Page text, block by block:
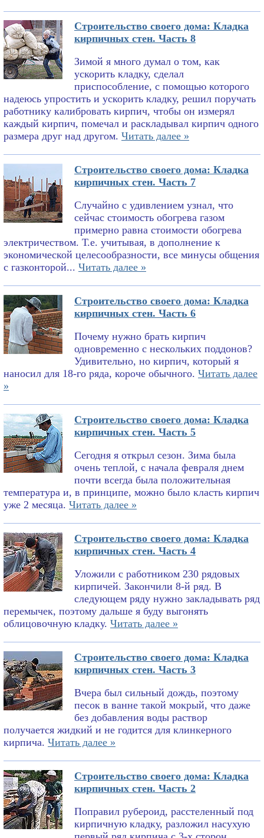
Строительство своего дома: Кладка
кирпичных стен. Часть 8
Зимой я много думал о том, как
ускорить кладку, сделал
приспособление, с помощью которого
надеюсь упростить и ускорить кладку, решил поручать
работнику калибровать кирпич, чтобы он измерял
каждый кирпич, помечал и раскладывал кирпич одного
размера друг над другом. Читать далее »
Строительство своего дома: Кладка
кирпичных стен. Часть 7
Случайно с удивлением узнал, что
сейчас стоимость обогрева газом
примерно равна стоимости обогрева
электричеством. Т.е. учитывая, в дополнение к
экономической целесообразности, все минусы общения
с газконторой... Читать далее »
Строительство своего дома: Кладка
кирпичных стен. Часть 6
Почему нужно брать кирпич
одновременно с нескольких поддонов?
Удивительно, но кирпич, который я
наносил для 18-го ряда, короче обычного. Читать далее
»
Строительство своего дома: Кладка
кирпичных стен. Часть 5
Сегодня я открыл сезон. Зима была
очень теплой, с начала февраля днем
почти всегда была положительная
температура и, в принципе, можно было класть кирпич
уже 2 месяца. Читать далее »
Строительство своего дома: Кладка
кирпичных стен. Часть 4
Уложили с работником 230 рядовых
кирпичей. Закончили 8-й ряд. В
следующем ряду нужно закладывать ряд
перемычек, поэтому дальше я буду выгонять
облицовочную кладку. Читать далее »
Строительство своего дома: Кладка
кирпичных стен. Часть 3
Вчера был сильный дождь, поэтому
песок в ванне такой мокрый, что даже
без добавления воды раствор
получается жидкий и не годится для клинкерного
кирпича. Читать далее »
Строительство своего дома: Кладка
кирпичных стен. Часть 2
Поправил рубероид, расстеленный под
кирпичную кладку, разложил насухую